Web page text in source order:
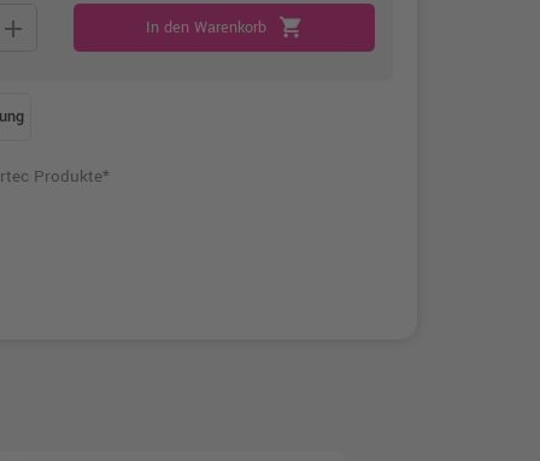
add In den Warenkorb shopping_cart
Produkte*